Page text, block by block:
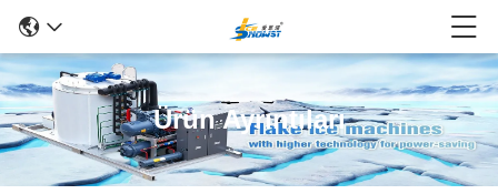
Ürün Ayrıntıları